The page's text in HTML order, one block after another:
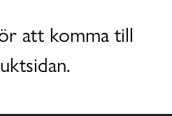
att komma till